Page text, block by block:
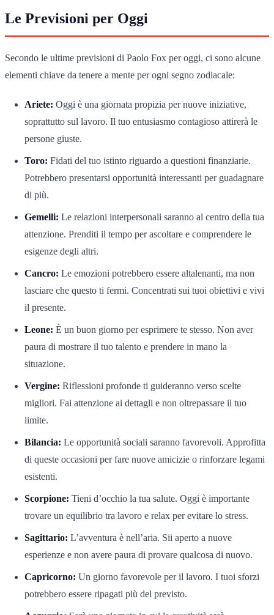
Le Previsioni per Oggi
Secondo le ultime previsioni di Paolo Fox per oggi, ci sono alcune
elementi chiave da tenere a mente per ogni segno zodiacale:
Ariete: Oggi è una giornata propizia per nuove iniziative,
soprattutto sul lavoro. Il tuo entusiasmo contagioso attirerà le
persone giuste.
Toro: Fidati del tuo istinto riguardo a questioni finanziarie.
Potrebbero presentarsi opportunità interessanti per guadagnare
di più.
Gemelli: Le relazioni interpersonali saranno al centro della tua
attenzione. Prenditi il tempo per ascoltare e comprendere le
esigenze degli altri.
Cancro: Le emozioni potrebbero essere altalenanti, ma non
lasciare che questo ti fermi. Concentrati sui tuoi obiettivi e vivi
il presente.
Leone: È un buon giorno per esprimere te stesso. Non aver
paura di mostrare il tuo talento e prendere in mano la
situazione.
Vergine: Riflessioni profonde ti guideranno verso scelte
migliori. Fai attenzione ai dettagli e non oltrepassare il tuo
limite.
Bilancia: Le opportunità sociali saranno favorevoli. Approfitta
di queste occasioni per fare nuove amicizie o rinforzare legami
esistenti.
Scorpione: Tieni d’occhio la tua salute. Oggi è importante
trovare un equilibrio tra lavoro e relax per evitare lo stress.
Sagittario: L’avventura è nell’aria. Sii aperto a nuove
esperienze e non avere paura di provare qualcosa di nuovo.
Capricorno: Un giorno favorevole per il lavoro. I tuoi sforzi
potrebbero essere ripagati più del previsto.